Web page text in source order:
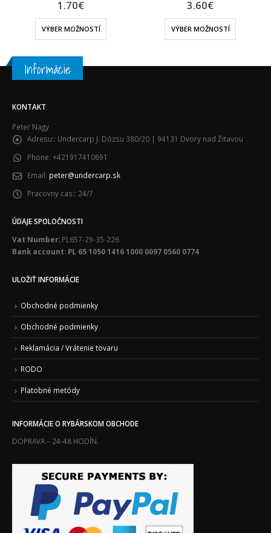
4.57 out of 5
1.70€
VÝBER MOŽNOSTÍ
4.60 out of 5
3.60€
VÝBER MOŽNOSTÍ
Informácie
KONTAKT
Peter Nagy
Adresu:: Undercarp J. Dózsu 380/20 | 94131 Dvory nad Žitavou
Phone: +421917410691
Email: peter@undercarp.sk
Pracovny cas:: 24/7
ÚDAJE SPOLOČNOSTI
Vat Number: PL657-29-35-226
Bank account: PL 65 1050 1416 1000 0097 0560 0774
ULOŽIŤ INFORMÁCIE
Obchodné podmienky
Obchodné podmienky
Reklamácia / Vrátenie tovaru
RODO
Platobné metódy
INFORMÁCIE O RYBÁRSKOM OBCHODE
DOPRAVA – 24-48 HODÍN.